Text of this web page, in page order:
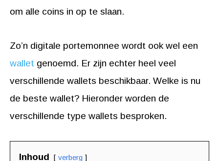
om alle coins in op te slaan.
Zo’n digitale portemonnee wordt ook wel een
wallet genoemd. Er zijn echter heel veel
verschillende wallets beschikbaar. Welke is nu
de beste wallet? Hieronder worden de
verschillende type wallets besproken.
Inhoud verberg